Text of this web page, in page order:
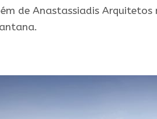
de Anastassiadis Arquitetos